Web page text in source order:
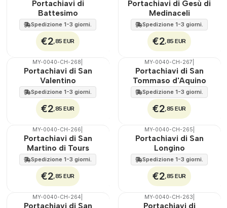
Portachiavi di
Battesimo
Spedizione 1-3 giorni.
€2,85 EUR
Portachiavi di Gesù di
Medinaceli
Spedizione 1-3 giorni.
€2,85 EUR
🇵🇹
MY-0040-CH-268
Portachiavi di San
Valentino
Spedizione 1-3 giorni.
€2,85 EUR
🇵🇹
MY-0040-CH-267
Portachiavi di San
Tommaso d'Aquino
Spedizione 1-3 giorni.
€2,85 EUR
🇵🇹
MY-0040-CH-266
Portachiavi di San
Martino di Tours
Spedizione 1-3 giorni.
€2,85 EUR
🇵🇹
MY-0040-CH-265
Portachiavi di San
Longino
Spedizione 1-3 giorni.
€2,85 EUR
🇵🇹
MY-0040-CH-264
Portachiavi di San
MY-0040-CH-263
Portachiavi di